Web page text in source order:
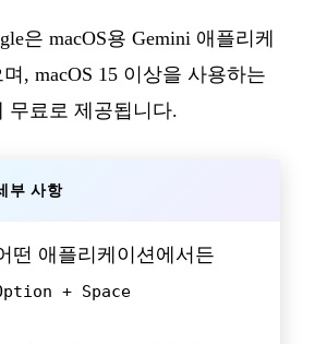
은 macOS용 Gemini 애플리케
, macOS 15 이상을 사용하는
무료로 제공됩니다.
부 사항
떤 애플리케이션에서든
+ Space